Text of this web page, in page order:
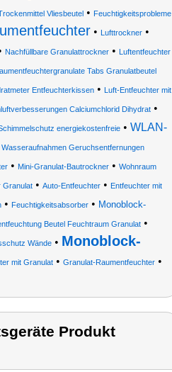
Vliesbeutel • Feuchtigkeitsprobleme
• Lufttrockner•
Nachfüllbare Granulattrockner• Luftentfeuchter
Tabs Granulatbeutel
Entfeuchterkissen• Luft-Entfeuchter mit
Calciumchlorid Dihydrat•
energiekostenfreie • WLAN-
Wasseraufnahmen Geruchsentfernungen
• Mini-Granulat-Bautrockner • Wohnraum
Granulat • Auto-Entfeuchter • Entfeuchter mit
• Feuchtigkeitsabsorber• Monoblock-
Beutel Feuchtraum Granulat •
Wände • Monoblock-
mit Granulat• Granulat-Raumentfeuchter•
Produkt